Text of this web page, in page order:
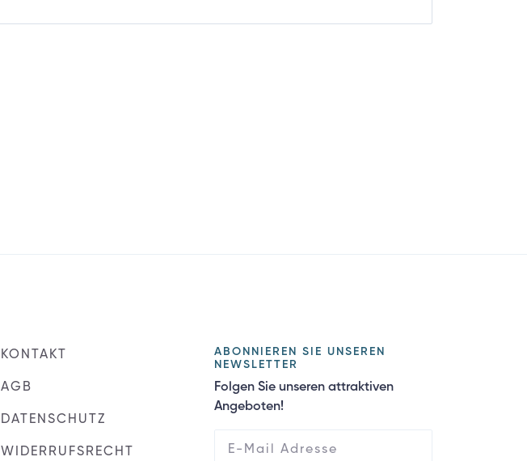
KONTAKT
AGB
DATENSCHUTZ
WIDERRUFSRECHT
ABONNIEREN SIE UNSEREN
NEWSLETTER
Folgen Sie unseren attraktiven
Angeboten!